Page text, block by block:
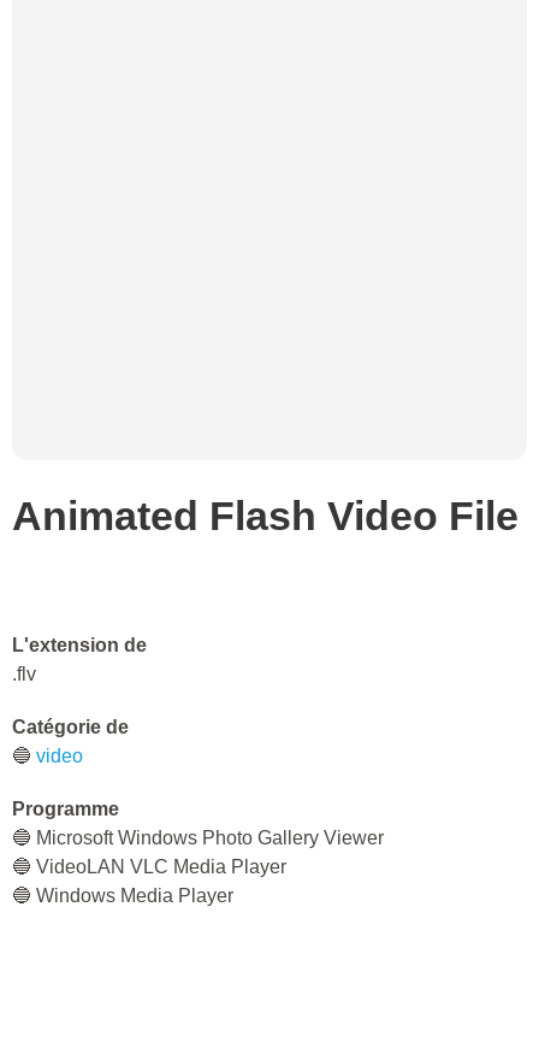
Animated Flash Video File
L'extension de
.flv
Catégorie de
🔵 video
Programme
🔵 Microsoft Windows Photo Gallery Viewer
🔵 VideoLAN VLC Media Player
🔵 Windows Media Player